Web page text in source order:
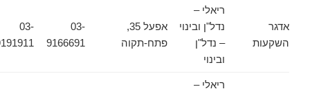
אדגר
השקעות
ריאלי –
נדל"ן ובינוי
– נדל"ן
ובינוי
אפעל 35,
פתח-תקוה
03-
9166691
03-
9191911
ריאלי –